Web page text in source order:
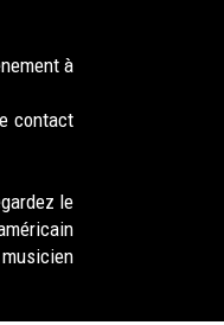
à
contact
le